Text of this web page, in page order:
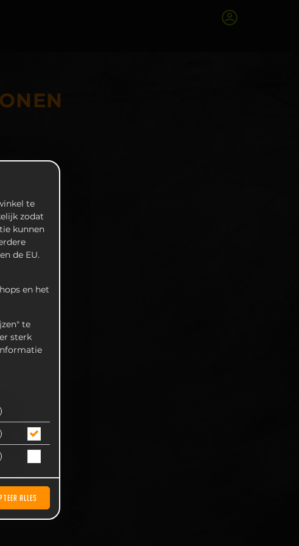
te
zodat
kunnen
de EU.
en het
te
sterk
ALLES